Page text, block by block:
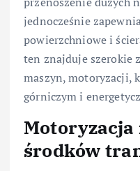
jednocześnie
powierzchniowe i
ten znajduje szerokie
maszyn, motoryzacji,
górniczym i
Motoryzacja
środków